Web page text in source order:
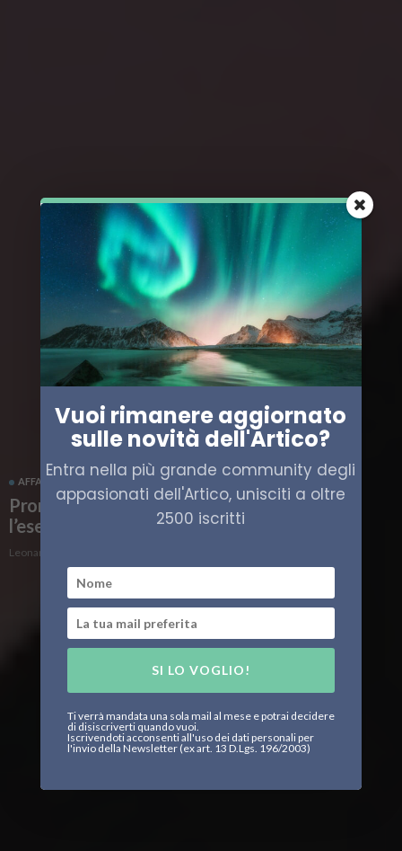
AFFARI MILITARI FINLANDIA
Pronta a partire Arctic Challenge 2023,
l’esercitazione aerea delle forze nordiche
Leonardo Parigi
Vuoi rimanere aggiornato
sulle novità dell'Artico?
Entra nella più grande community degli
appasionati dell'Artico, unisciti a oltre
2500 iscritti
SI LO VOGLIO!
Ti verrà mandata una sola mail al mese e potrai decidere
di disiscriverti quando vuoi.
Iscrivendoti acconsenti all'uso dei dati personali per
l'invio della Newsletter (ex art. 13 D.Lgs. 196/2003)